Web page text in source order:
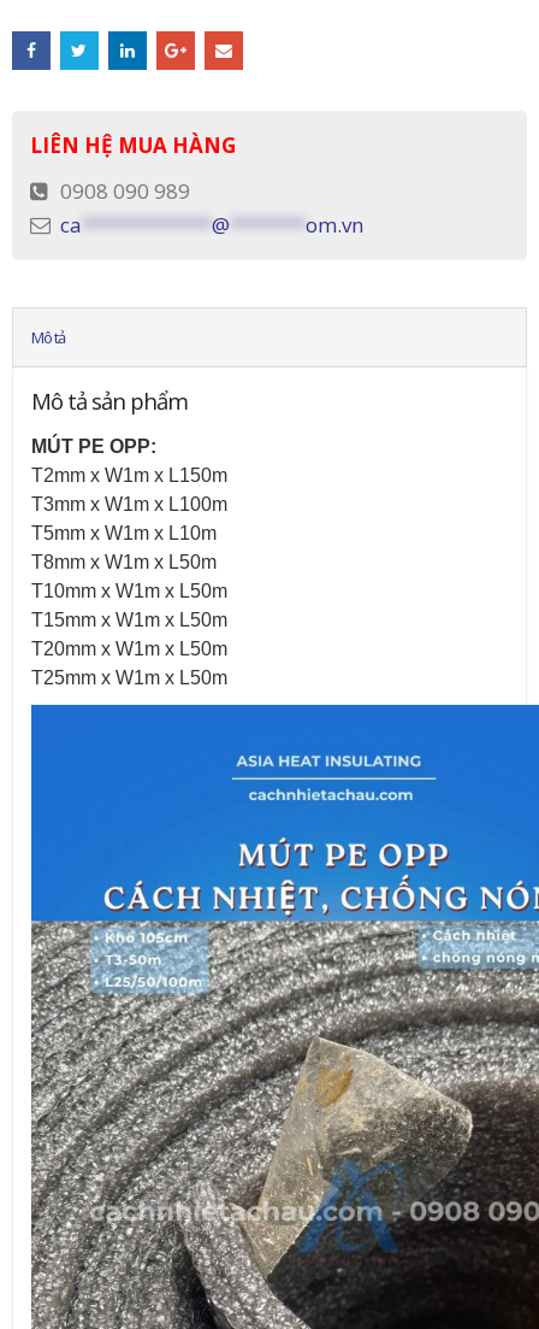
LIÊN HỆ MUA HÀNG
0908 090 989
ca
@ om.vn
Mô tả
Mô tả sản phẩm
MÚT PE OPP:
T2mm x W1m x L150m
T3mm x W1m x L100m
T5mm x W1m x L10m
T8mm x W1m x L50m
T10mm x W1m x L50m
T15mm x W1m x L50m
T20mm x W1m x L50m
T25mm x W1m x L50m